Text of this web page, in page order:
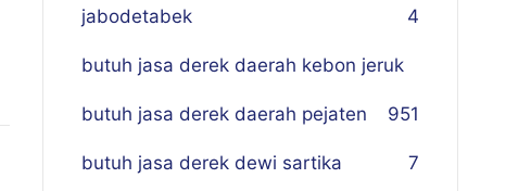
jabodetabek 4
butuh jasa derek daerah kebon jeruk
51
butuh jasa derek daerah pejaten 9
butuh jasa derek dewi sartika 7